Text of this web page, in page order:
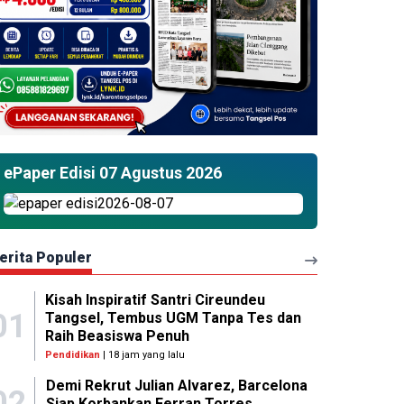
ePaper Edisi 07 Agustus 2026
Populer
Kisah Inspiratif Santri Cireundeu
Tangsel, Tembus UGM Tanpa Tes dan
Raih Beasiswa Penuh
Pendidikan | 18 jam yang lalu
Demi Rekrut Julian Alvarez, Barcelona